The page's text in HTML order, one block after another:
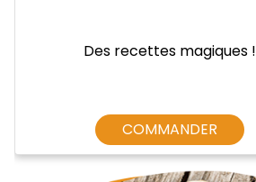
Des recettes magiques !
COMMANDER